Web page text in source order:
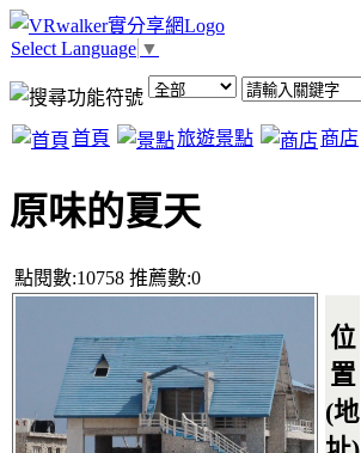
Select Language ▼
首頁 旅遊景點 商店
原味的夏天
點閱數:10758 推薦數:0
位
置
(地